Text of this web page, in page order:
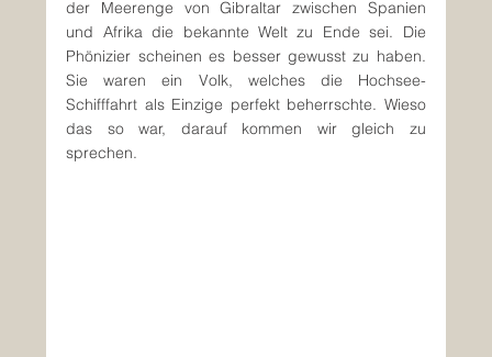
der Meerenge von Gibraltar zwischen Spanien
und Afrika die bekannte Welt zu Ende sei. Die
Phönizier scheinen es besser gewusst zu haben.
Sie waren ein Volk, welches die Hochsee-
Schifffahrt als Einzige perfekt beherrschte. Wieso
das so war, darauf kommen wir gleich zu
sprechen.